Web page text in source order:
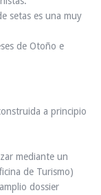
setas es una muy
de Otoño e
a principio
mediante un
de Turismo)
dossier